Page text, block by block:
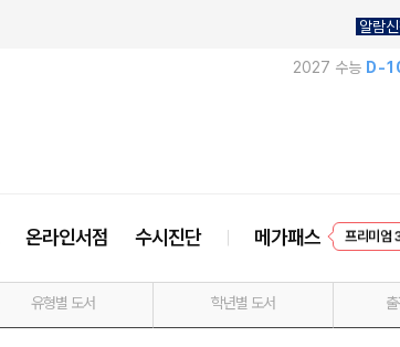
알람
2027 수능 D-
온라인서점 수시진단 메가패스
유형별 도서 학년별 도서